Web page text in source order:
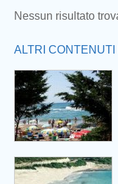
Nessun risultato
ALTRI CONTENUTI